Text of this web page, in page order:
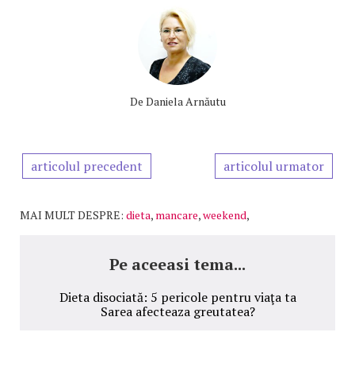
De Daniela Arnăutu
articolul precedent articolul urmator
MAI MULT DESPRE: dieta, mancare,weekend,
Pe aceeasi tema...
Dieta disociată: 5 pericole pentru viaţa ta
Sarea afecteaza greutatea?